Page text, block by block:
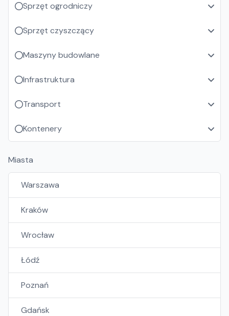
Sprzęt ogrodniczy
Sprzęt czyszczący
Maszyny budowlane
Infrastruktura
Transport
Kontenery
Miasta
Warszawa
Kraków
Wrocław
Łódź
Poznań
Gdańsk